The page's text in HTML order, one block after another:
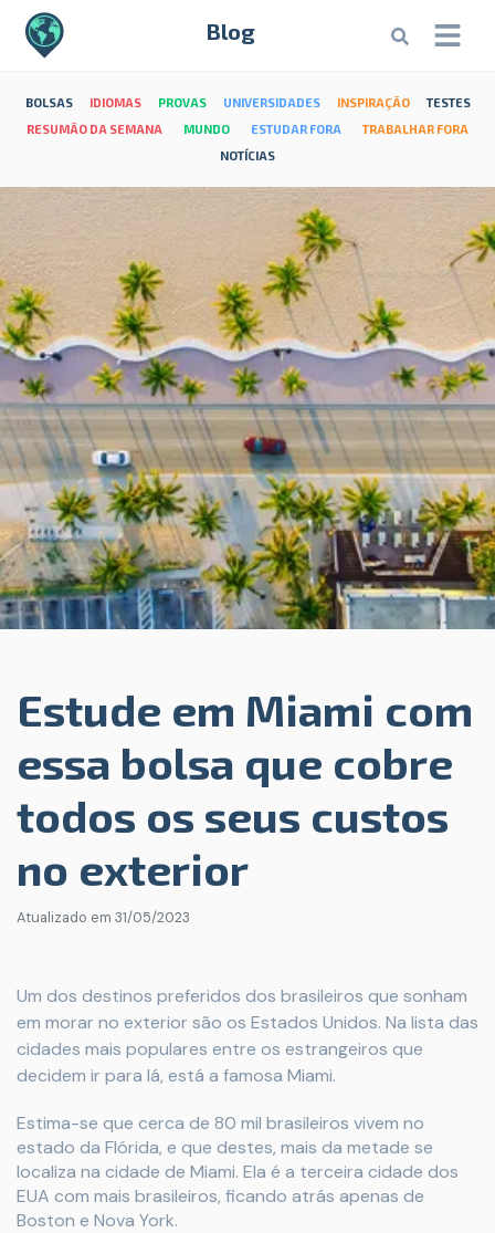
Blog
BOLSAS IDIOMAS PROVAS UNIVERSIDADES INSPIRAÇÃO
TESTES
RESUMÃO DA SEMANA
MUNDO ESTUDAR FORA
TRABALHAR FORA
NOTÍCIAS
Estude em Miami com
essa bolsa que cobre
todos os seus custos
no exterior
Atualizado em 31/05/2023
Um dos destinos preferidos dos brasileiros que sonham
em morar no exterior são os Estados Unidos. Na lista das
cidades mais populares entre os estrangeiros que
decidem ir para lá, está a famosa Miami.
Estima-se que cerca de 80 mil brasileiros vivem no
estado da Flórida, e que destes, mais da metade se
localiza na cidade de Miami. Ela é a terceira cidade dos
EUA com mais brasileiros, ficando atrás apenas de
Boston e Nova York.